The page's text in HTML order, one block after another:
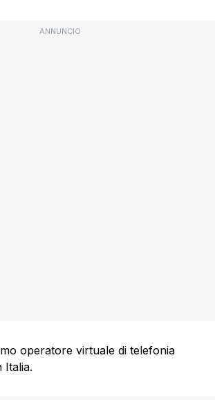
ANNUNCIO
operatore virtuale di telefonia
Italia.